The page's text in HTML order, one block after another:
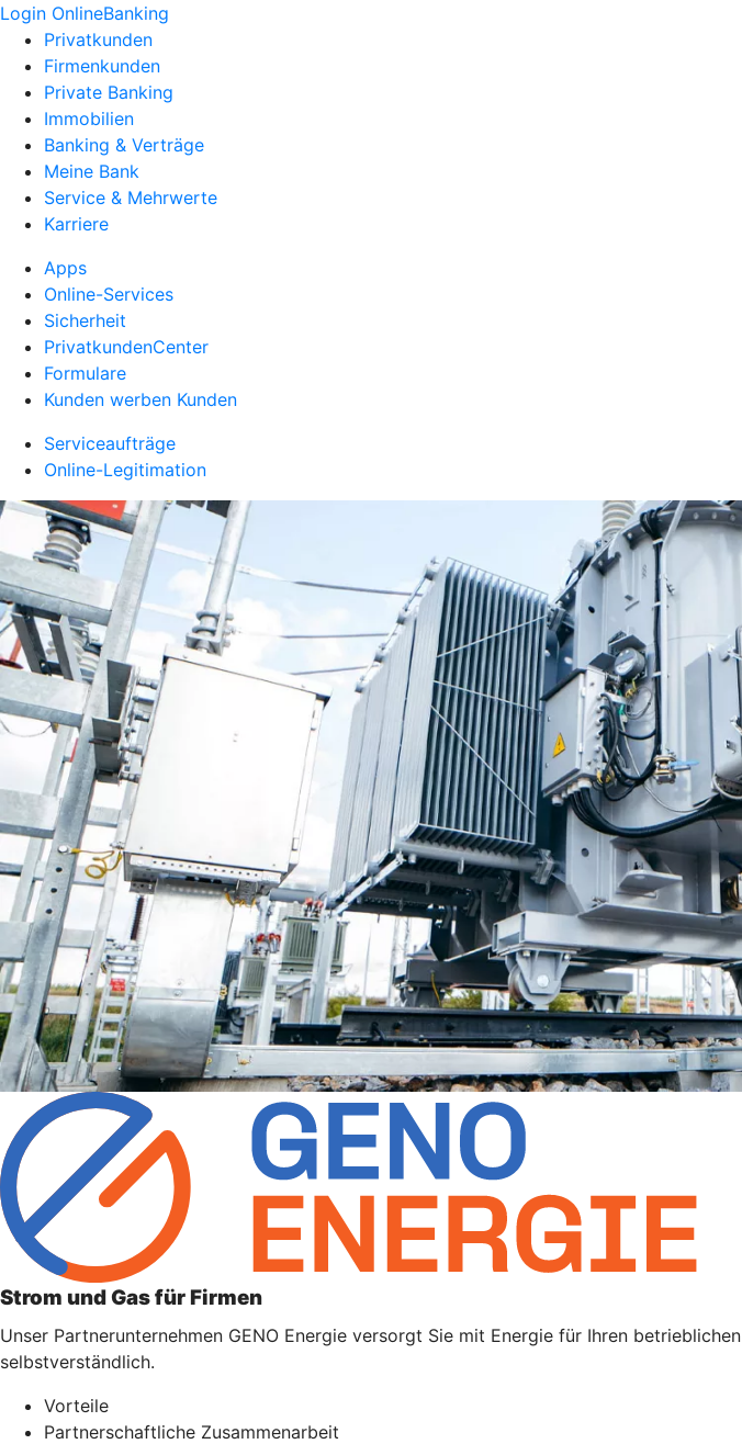
Login OnlineBanking
Privatkunden
Firmenkunden
Private Banking
Immobilien
Banking & Verträge
Meine Bank
Service & Mehrwerte
Karriere
Apps
Online-Services
Sicherheit
PrivatkundenCenter
Formulare
Kunden werben Kunden
Serviceaufträge
Online-Legitimation
Strom und Gas für Firmen
Unser Partnerunternehmen GENO Energie versorgt Sie mit Energie für Ihren
selbstverständlich.
Vorteile
Partnerschaftliche Zusammenarbeit